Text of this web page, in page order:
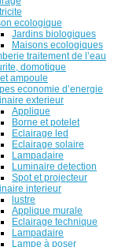
ecologique
Jardins biologiques
Maisons ecologiques
traitement de l’eau
domotique
ampoule
economie d’energie
exterieur
Applique
Borne et potelet
Eclairage led
Eclairage solaire
Lampadaire
Luminaire detection
Spot et projecteur
interieur
lustre
Applique murale
Eclairage technique
Lampadaire
Lampe à poser